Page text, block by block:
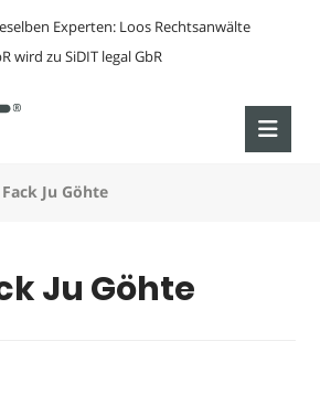
Experten: Loos Rechtsanwälte
wird zu SiDIT legal GbR
Fack Ju Göhte
Ju Göhte